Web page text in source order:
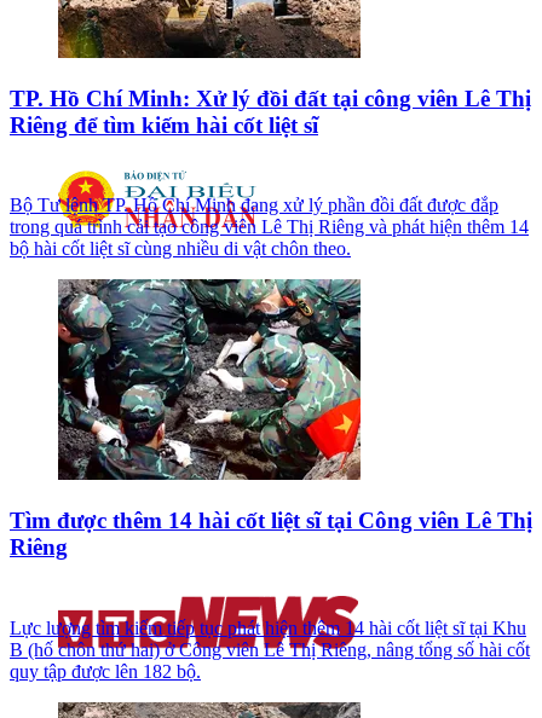
TP. Hồ Chí Minh: Xử lý đồi đất tại công viên Lê Thị
Riêng để tìm kiếm hài cốt liệt sĩ
Bộ Tư lệnh TP. Hồ Chí Minh đang xử lý phần đồi đất được đắp
trong quá trình cải tạo công viên Lê Thị Riêng và phát hiện thêm 14
bộ hài cốt liệt sĩ cùng nhiều di vật chôn theo.
Tìm được thêm 14 hài cốt liệt sĩ tại Công viên Lê Thị
Riêng
Lực lượng tìm kiếm tiếp tục phát hiện thêm 14 hài cốt liệt sĩ tại Khu
B (hố chôn thứ hai) ở Công viên Lê Thị Riêng, nâng tổng số hài cốt
quy tập được lên 182 bộ.